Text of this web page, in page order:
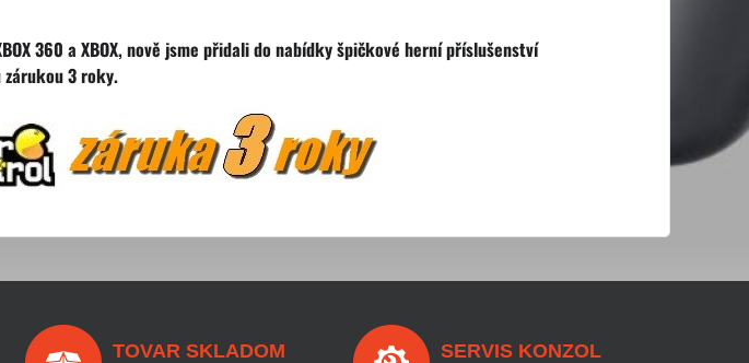
360 a XBOX, nově jsme přidali do nabídky špičkové herní příslušenství
zárukou 3 roky.
TOVAR SKLADOM SERVIS KONZOL